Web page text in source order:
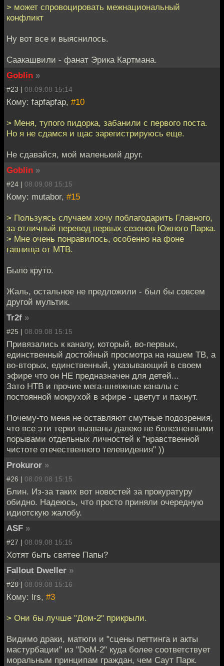
> может спровоцировать межнациональный
конфликт
Ну вот все и выяснилось.
Саакашвили - фанат Эрика Картмана.
Goblin »
#23 | 08.09.08 15:14
Кому: fapfapfap, #10
> Меня, тупого пидорка, забанили с первого поста.
Но я не сдамся и щас зарегистрируюсь еще.
Не сдавайся, мой маленький друг.
Goblin »
#24 | 08.09.08 15:15
Кому: mutabor, #15
> Пользуясь случаем хочу поблагодарить Главного,
за отличный перевод первых сезонов Южного Парка.
> Мне очень понравилось, особенно на фоне
гавнища от МТВ.
Было круто.
Жаль, остальное не предложили - был бы совсем
другой мультик.
Tr2f »
#25 | 08.09.08 15:15
Привязались к каналу, который, во-первых,
единственный достойный просмотра на нашем ТВ, а
во-вторых, единственный, указывающий в своем
эфире что он НЕ предназначен для детей...
Зато НТВ и прочие мега-шняжные каналы с
постоянной мокрухой в эфире - цветут и пахнут.
Почему-то меня не оставляют смутные подозрения,
что все эти терки вызваны далеко не болезненными
порывами отдельных личностей к "нравственной
чистоте отечественного телевидения" ))
Prokuror »
#26 | 08.09.08 15:15
Блин. Из-за таких вот новостей за прокуратуру
обидно. Надеюсь, что просто приняли очередную
идиотскую жалобу.
ASF »
#27 | 08.09.08 15:15
Хотят быть святее Папы?
Fallout Dweller »
#28 | 08.09.08 15:16
Кому: lrs, #3
> Они бы лучше "Дом-2" прикрыли.
Видимо драки, матюги и "сцены петтинга и акты
мастурбации" из "DoM-2" куда более соответствует
моральным принципам граждан, чем Саут Парк.